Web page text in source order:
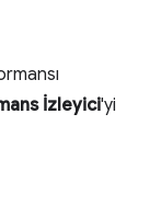
İzleyici'yi